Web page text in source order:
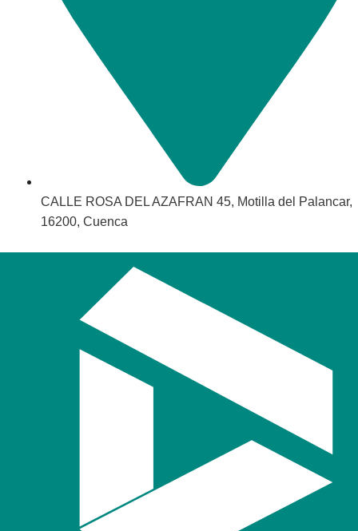
CALLE ROSA DEL AZAFRAN 45, Motilla del Palancar,
16200, Cuenca